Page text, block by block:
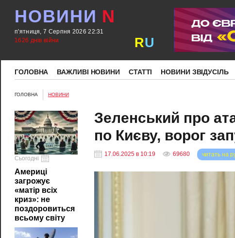
НОВИНИ N
п'ятниця, 7 Серпня 2026 22:31
1626 днів війни
RU
ГОЛОВНА ВАЖЛИВІ НОВИНИ СТАТТІ НОВИНИ ЗВІДУСІЛЬ
ГОЛОВНА НОВИНИ
Сьогодні
Америці
загрожує
«матір всіх
криз»: не
поздоровиться
всьому світу
Зеленський про
по Києву, ворог
17.06.2025 в 10:19 69680 читать на